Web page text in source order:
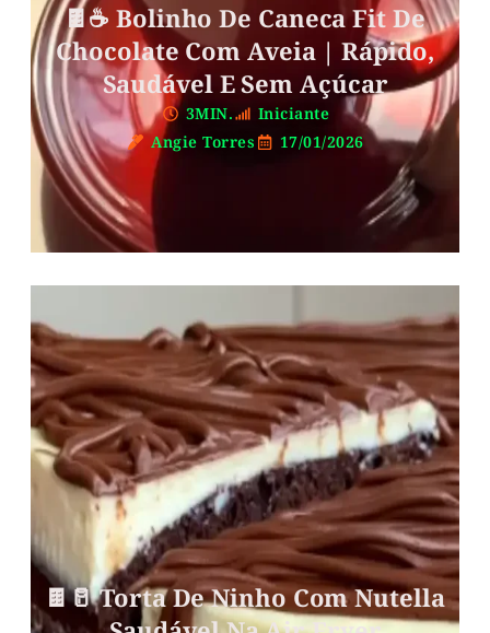
🍫☕ Bolinho De Caneca Fit De
Chocolate Com Aveia | Rápido,
Saudável E Sem Açúcar
3MIN.
Iniciante
Angie Torres
17/01/2026
🍫🥛 Torta De Ninho Com Nutella